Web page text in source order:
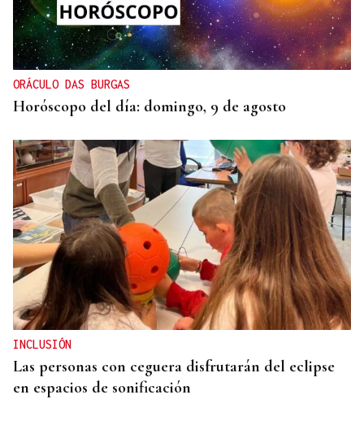
ORÁCULO DAS BURGAS
Horóscopo del día: domingo, 9 de agosto
INCLUSIÓN
Las personas con ceguera disfrutarán del eclipse
en espacios de sonificación